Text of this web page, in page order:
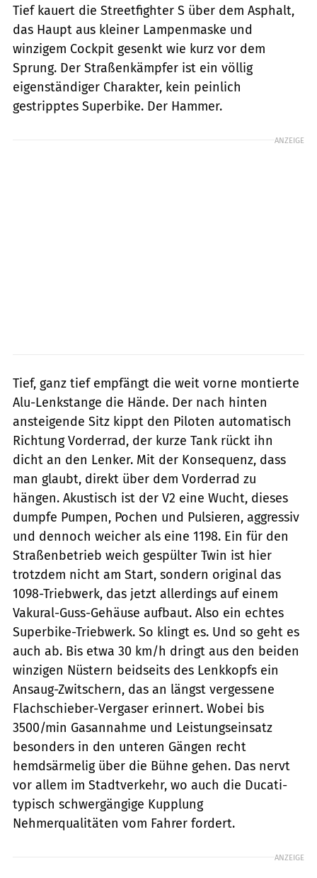
Tief kauert die Streetfighter S über dem Asphalt,
das Haupt aus kleiner Lampenmaske und
winzigem Cockpit gesenkt wie kurz vor dem
Sprung. Der Straßenkämpfer ist ein völlig
eigenständiger Charakter, kein peinlich
gestripptes Superbike. Der Hammer.
ANZEIGE
Tief, ganz tief empfängt die weit vorne montierte
Alu-Lenkstange die Hände. Der nach hinten
ansteigende Sitz kippt den Piloten automatisch
Richtung Vorderrad, der kurze Tank rückt ihn
dicht an den Lenker. Mit der Konsequenz, dass
man glaubt, direkt über dem Vorderrad zu
hängen. Akustisch ist der V2 eine Wucht, dieses
dumpfe Pumpen, Pochen und Pulsieren, aggressiv
und dennoch weicher als eine 1198. Ein für den
Straßenbetrieb weich gespülter Twin ist hier
trotzdem nicht am Start, sondern original das
1098-Triebwerk, das jetzt allerdings auf einem
Vakural-Guss-Gehäuse aufbaut. Also ein echtes
Superbike-Triebwerk. So klingt es. Und so geht es
auch ab. Bis etwa 30 km/h dringt aus den beiden
winzigen Nüstern beidseits des Lenkkopfs ein
Ansaug-Zwitschern, das an längst vergessene
Flachschieber-Vergaser erinnert. Wobei bis
3500/min Gasannahme und Leistungseinsatz
besonders in den unteren Gängen recht
hemdsärmelig über die Bühne gehen. Das nervt
vor allem im Stadtverkehr, wo auch die Ducati-
typisch schwergängige Kupplung
Nehmerqualitäten vom Fahrer fordert.
ANZEIGE